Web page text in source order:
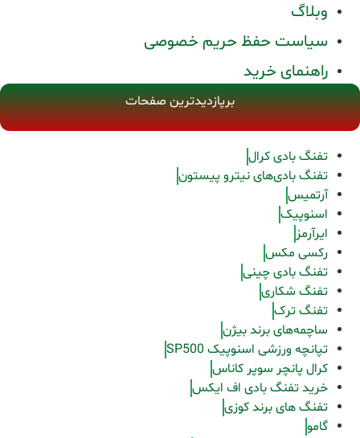
وبلاگ
سیاست حفظ حریم خصوصی
راهنمای خرید
برپازدیدترین صفحات
تفنگ بادی کرال
تفنگ بادی‌های نیترو پیستون
آرتمیس
اسنوپیک
ایرآرمز
رکسی مکس
تفنگ بادی چینی
تفنگ شکاری
تفنگ ترک
ساچمه‌های برند بیژن
تپانچه ورزشی اسنوپیک SP500
کرال پانچر سوپر کاناس
خرید تفنگ بادی اف ایکس
تفنگ های برند کوزی
گامو